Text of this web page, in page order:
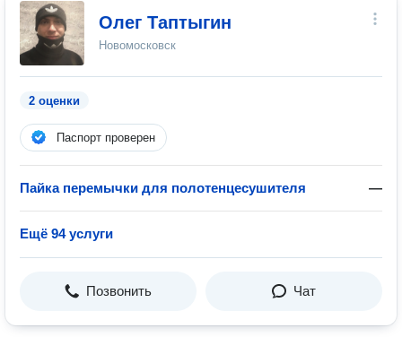
Олег Таптыгин
Новомосковск
2 оценки
Паспорт проверен
Пайка перемычки для полотенцесушителя —
Ещё 94 услуги
Позвонить Чат